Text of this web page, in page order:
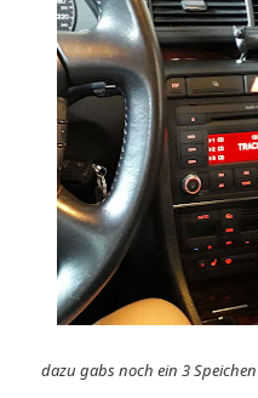
dazu gabs noch ein 3